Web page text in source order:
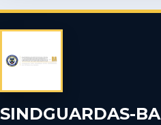
SINDGUARDAS-BA